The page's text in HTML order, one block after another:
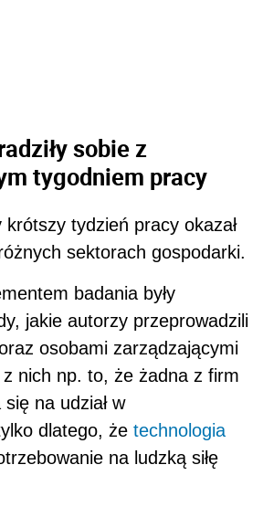
sobie z
tygodniem pracy
krótszy tydzień pracy okazał
sektorach gospodarki.
badania były
jakie autorzy przeprowadzili
osobami zarządzającymi
nich np. to, że żadna z firm
się na udział w
dlatego, że technologia
na ludzką siłę